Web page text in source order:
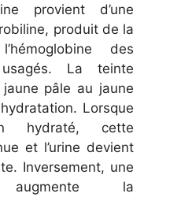
provient d’une
produit de la
des
La teinte
pâle au jaune
Lorsque
hydraté, cette
et l’urine devient
Inversement, une
augmente la